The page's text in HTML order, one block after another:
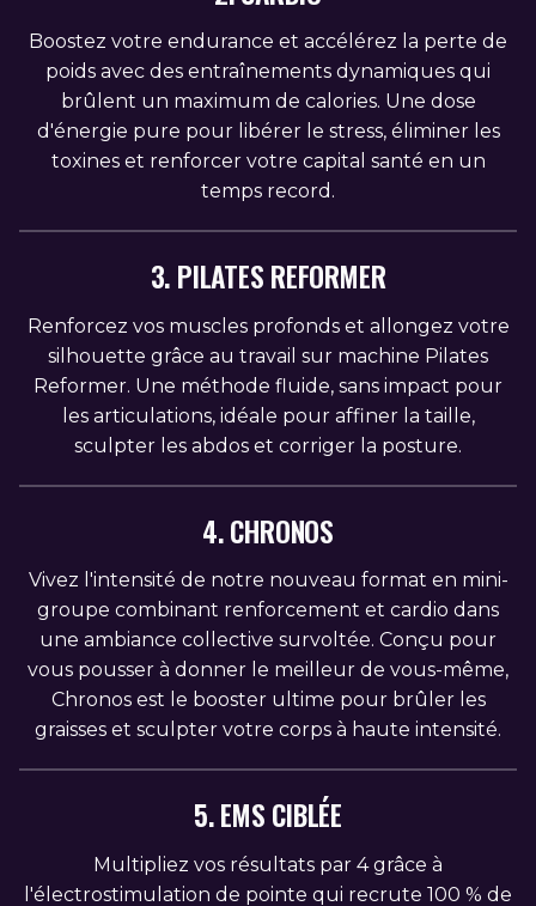
Boostez votre endurance et accélérez la perte de
poids avec des entraînements dynamiques qui
brûlent un maximum de calories. Une dose
d'énergie pure pour libérer le stress, éliminer les
toxines et renforcer votre capital santé en un
temps record.
3. PILATES REFORMER
Renforcez vos muscles profonds et allongez votre
silhouette grâce au travail sur machine Pilates
Reformer. Une méthode fluide, sans impact pour
les articulations, idéale pour affiner la taille,
sculpter les abdos et corriger la posture.
4. CHRONOS
Vivez l'intensité de notre nouveau format en mini-
groupe combinant renforcement et cardio dans
une ambiance collective survoltée. Conçu pour
vous pousser à donner le meilleur de vous-même,
Chronos est le booster ultime pour brûler les
graisses et sculpter votre corps à haute intensité.
5. EMS CIBLÉE
Multipliez vos résultats par 4 grâce à
l'électrostimulation de pointe qui recrute 100 % de